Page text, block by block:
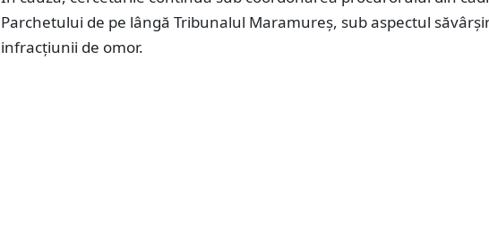
Parchetului de pe lângă Tribunalul Maramureș, sub aspectul
infracțiunii de omor.